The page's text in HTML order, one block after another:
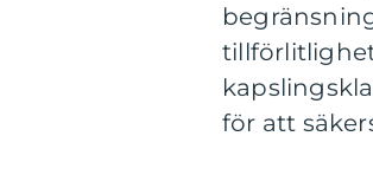
för att